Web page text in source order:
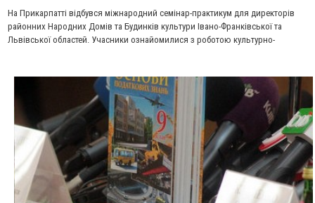
На Прикарпатті відбувся міжнародний семінар-практикум для директорів
районних Народних Домів та Будинків культури Івано-Франківської та
Львівської областей. Учасники ознайомилися з роботою культурно-
ознайомитися з роботою творчих колективів.